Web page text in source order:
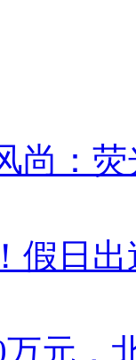
尚：
假日
元，